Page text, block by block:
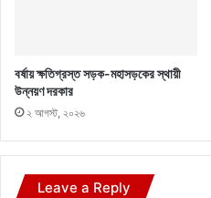
বর্ষায় ক্ষতিগ্রস্ত সড়ক-মহাসড়কের স্থায়ী
উন্নয়ণ দরকার
২ আগস্ট, ২০২৬
Leave a Reply